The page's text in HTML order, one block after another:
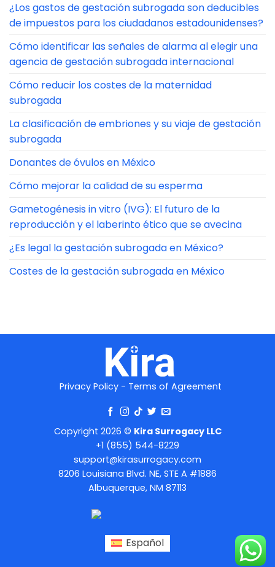
¿Los gastos de gestación subrogada son deducibles
de impuestos para los ciudadanos estadounidenses?
Cómo identificar las señales de alarma al elegir una
agencia de gestación subrogada internacional
Cómo reducir los costes de la maternidad
subrogada
La clasificación de embriones y su viaje de gestación
subrogada
Donantes de óvulos en México
Cómo mejorar la calidad de su esperma
Gametogénesis in vitro (IVG): El futuro de la
reproducción y el laberinto ético que se avecina
¿Es legal la gestación subrogada en México?
Costes de la gestación subrogada en México
Privacy Policy - Terms of Agreement
Copyright 2026 © Kira Surrogacy LLC
+1 (855) 544-8229
support@kirasurrogacy.com
8206 Louisiana Blvd. NE, STE A #1886
Albuquerque, NM 87113
Español